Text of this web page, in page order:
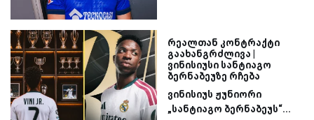
რეალთან კონტრაქტი
გაახანგრძლივა |
ვინისიუსი სანტიაგო
ბერნაბეუზე რჩება
ვინისიუს ჟუნიორი
„სანტიაგო ბერნაბეუს“...